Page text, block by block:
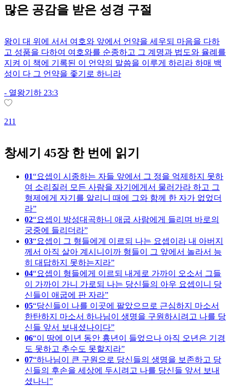
많은 공감을 받은 성경 구절
왕이 대 위에 서서 여호와 앞에서 언약을 세우되 마음을 다하
고 성품을 다하여 여호와를 순종하고 그 계명과 법도와 율례를
지켜 이 책에 기록된 이 언약의 말씀을 이루게 하리라 하매 백
성이 다 그 언약을 좇기로 하니라
- 열왕기하 23:3
211
창세기 45장 한 번에 읽기
01
요셉이 시종하는 자들 앞에서 그 정을 억제하지 못하
여 소리질러 모든 사람을 자기에게서 물러가라 하고 그
형제에게 자기를 알리니 때에 그와 함께 한 자가 없었더
라
02 요셉이 방성대곡하니 애굽 사람에게 들리며 바로의
궁중에 들리더라
03 요셉이 그 형들에게 이르되 나는 요셉이라 내 아버지
께서 아직 살아 계시니이까 형들이 그 앞에서 놀라서 능
히 대답하지 못하는지라
04 요셉이 형들에게 이르되 내게로 가까이 오소서 그들
이 가까이 가니 가로되 나는 당신들의 아우 요셉이니 당
신들이 애굽에 판 자라
05 당신들이 나를 이곳에 팔았으므로 근심하지 마소서
한탄하지 마소서 하나님이 생명을 구원하시려고 나를 당
신들 앞서 보내셨나이다
06 이 땅에 이년 동안 흉년이 들었으나 아직 오년은 기경
도 못하고 추수도 못할지라
07 하나님이 큰 구원으로 당신들의 생명을 보존하고 당
신들의 후손을 세상에 두시려고 나를 당신들 앞서 보내
셨나니